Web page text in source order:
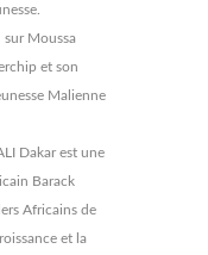
sur Moussa
et son
Malienne
Dakar est une
Barack
Africains de
et la